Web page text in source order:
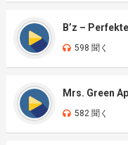
B’z –
598 聞く
Mrs. Green
582 聞く